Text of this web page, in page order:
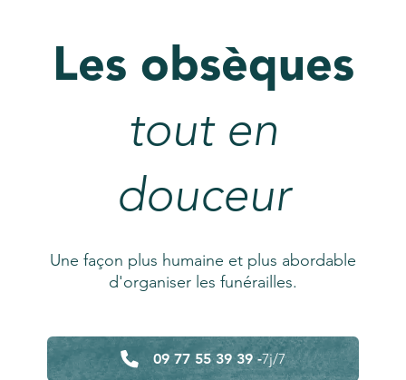
Les obsèques
tout en
douceur
Une façon plus humaine et plus abordable
d'organiser les funérailles.
09 77 55 39 39 -7j/7